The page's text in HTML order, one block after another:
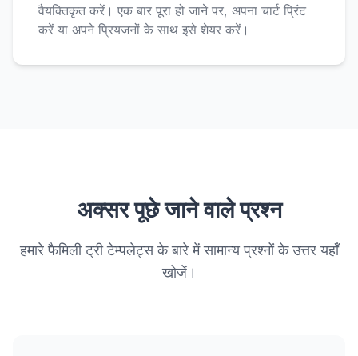
वैयक्तिकृत करें। एक बार पूरा हो जाने पर, अपना चार्ट प्रिंट
करें या अपने प्रियजनों के साथ इसे शेयर करें।
अक्सर पूछे जाने वाले प्रश्न
हमारे फैमिली ट्री टेम्पलेट्स के बारे में सामान्य प्रश्नों के उत्तर यहाँ
खोजें।